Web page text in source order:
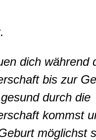
dich während
bis zur
durch die
kommst
möglichst